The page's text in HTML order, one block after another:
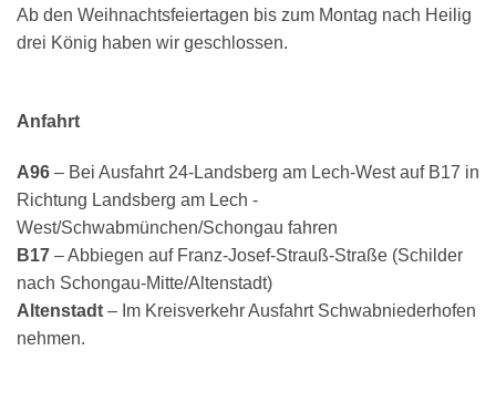
Ab den Weihnachtsfeiertagen bis zum Montag nach Heilig
drei König haben wir geschlossen.
Anfahrt
A96 – Bei Ausfahrt 24-Landsberg am Lech-Westauf B17 in
Richtung Landsberg am Lech -
West/Schwabmünchen/Schongau fahren
B17 –Abbiegen auf Franz-Josef-Strauß-Straße (Schilder
nach Schongau-Mitte/Altenstadt)
Altenstadt – Im KreisverkehrAusfahrt Schwabniederhofen
nehmen.